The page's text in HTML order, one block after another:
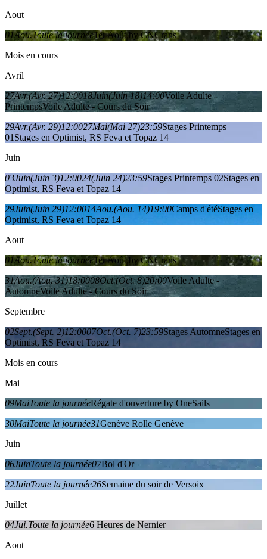
Aout
01Aou.Toute la journée1er Août by CNCrans
Mois en cours
Avril
27Avr.(Avr. 27)12:0018Juin(Juin 18)14:00Voile Adulte -
PrintempsVoile Adulte - Cours du Soir
29Avr.(Avr. 29)12:0027Mai(Mai 27)23:59Stages Printemps
01 Stages en Optimist, RS Feva et Topaz 14
Juin
03Juin(Juin 3)12:0024(Juin 24)23:59Stages Printemps 02Stages en
Optimist, RS Feva et Topaz 14
29Juin(Juin 29)12:0014Aou.(Aou. 14)19:00Camps d'étéStages en
Optimist, RS Feva et Topaz 14
Aout
01Aou.Toute la journée1er Août by CNCrans
31Aou.(Aou. 31)18:0008Oct.(Oct. 8)20:00Voile Adulte -
AutomneVoile Adulte - Cours du Soir
Septembre
02Sept.(Sept. 2)12:0007Oct.(Oct. 7)23:59Stages AutomneStages en
Optimist, RS Feva et Topaz 14
Mois en cours
Mai
09MaiToute la journéeRégate d'ouverture by OneSails
30MaiToute la journée31Genève Rolle Genève
Juin
06JuinToute la journée07Bol d'Or
22JuinToute la journée26Semaine du soir de Versoix
Juillet
04Jui.Toute la journée6 Heures de Nernier
Aout